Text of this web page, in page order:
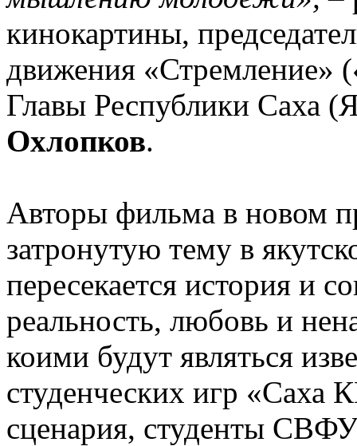
кинокартины,
движения «Стремление»
Главы Республики Саха
Охлопков.
Авторы фильма в новом
затронутую тему в
пересекается история и
реальность, любовь и
коими будут являться
студенческих игр «Саха
сценария, студенты